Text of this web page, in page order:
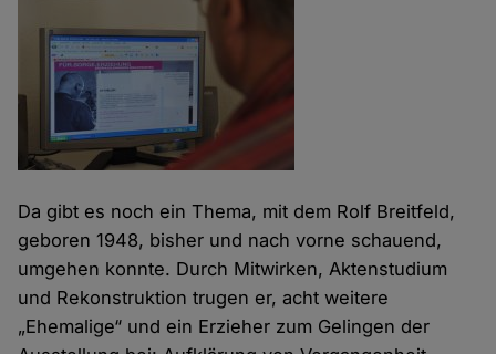
Da gibt es noch ein Thema, mit dem Rolf Breitfeld,
geboren 1948, bisher und nach vorne schauend,
umgehen konnte. Durch Mitwirken, Aktenstudium
und Rekonstruktion trugen er, acht weitere
„Ehemalige“ und ein Erzieher zum Gelingen der